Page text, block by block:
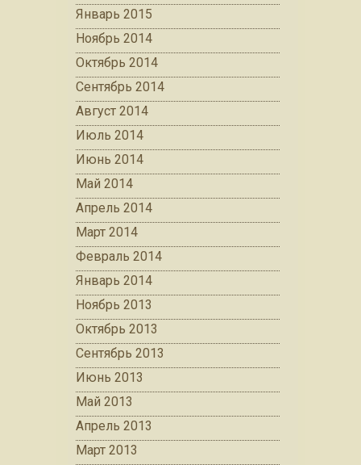
Январь 2015
Ноябрь 2014
Октябрь 2014
Сентябрь 2014
Август 2014
Июль 2014
Июнь 2014
Май 2014
Апрель 2014
Март 2014
Февраль 2014
Январь 2014
Ноябрь 2013
Октябрь 2013
Сентябрь 2013
Июнь 2013
Май 2013
Апрель 2013
Март 2013